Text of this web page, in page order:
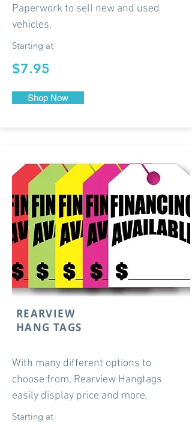
Paperwork to sell new and used
vehicles.
Starting at
$7.95
Shop Now
REARVIEW
HANG TAGS
With many different options to
choose from, Rearview Hangtags
easily display price and more.
Starting at